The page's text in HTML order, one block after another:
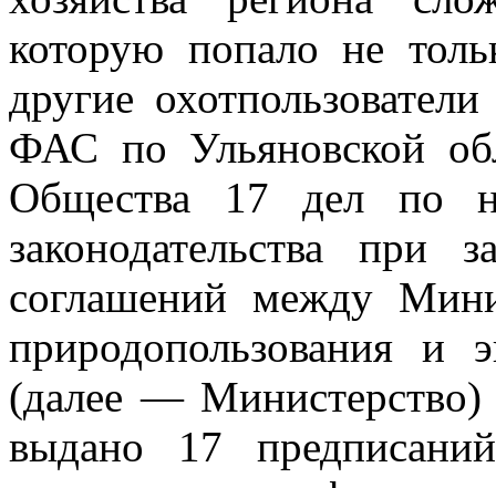
которую попало не
другие
ФАС по Ульяновской
Общества 17 дел по
законодательства при
соглашений между
природопользования и
(далее —
выдано 17